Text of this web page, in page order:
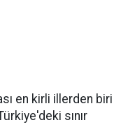
en kirli illerden biri
sınır